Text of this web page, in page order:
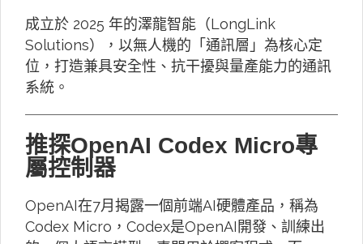
成立於 2025 年的澤龍智能（LongLink
Solutions），以無人機的「通訊層」為核心定
位，打造兼具安全性、抗干擾與量產能力的通訊
系統。
推探OpenAI Codex Micro專
屬控制器
OpenAI在7月揭露一個前端AI硬體產品，稱為
Codex Micro，Codex是OpenAI開發、訓練出